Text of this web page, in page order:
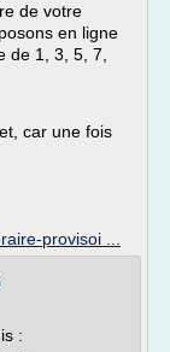
de votre
en ligne
de 1, 3, 5, 7,
car une fois
provisoi ...
: